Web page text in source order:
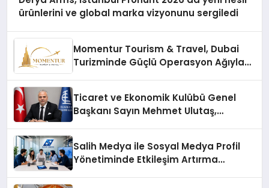
ürünlerini ve global marka vizyonunu sergiledi
Momentur Tourism & Travel, Dubai
Turizminde Güçlü Operasyon Ağıyla
Ticaret ve Ekonomik Kulübü Genel
Başkanı Sayın Mehmet Ulutaş,
Salih Medya ile Sosyal Medya Profil
Yönetiminde Etkileşim Artırma